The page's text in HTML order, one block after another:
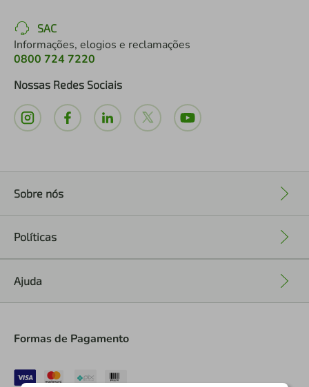
SAC
Informações, elogios e reclamações
0800 724 7220
Nossas Redes Sociais
Sobre nós
Políticas
Ajuda
Formas de Pagamento